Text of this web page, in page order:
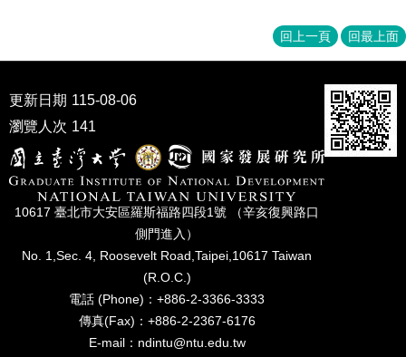
口
試
專
區
學
回上一頁 回最上面
更新日期 115-08-06
瀏覽人次 141
10617 臺北市⼤安區羅斯福路四段1號 （辛亥復興路⼝
側⾨進入）
No. 1,Sec. 4, Roosevelt Road,Taipei,10617 Taiwan
(R.O.C.)
電話 (Phone)：+886-2-3366-3333
傳真(Fax)：+886-2-2367-6176
E-mail：ndintu@ntu.edu.tw